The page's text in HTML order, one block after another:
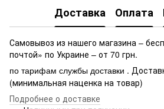
Доставка Оплата
Самовывоз из нашего магазина –
почтой» по Украине – от 70 грн.
по тарифам службы доставки .
(минимальная наценка на товар)
Подробнее о доставке